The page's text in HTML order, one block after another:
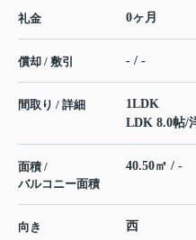
礼金 0ヶ月
償却 / 敷引 - / -
間取り / 詳細
1LDK
LDK 8.0帖/
面積 /
バルコニー面積
40.50㎡ / -
向き 西